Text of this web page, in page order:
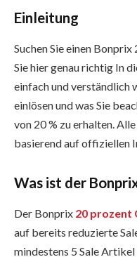
Einleitung
Suchen Sie einen
Sie hier genau richtig In
einfach und verständlich
einlösen und was Sie
von 20 % zu erhalten.
basierend auf offiziellen
Was ist der
Der Bonprix 20 prozent
auf bereits reduzierte
mindestens 5 Sale